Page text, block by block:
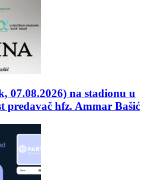
07.08.2026) na stadionu u
predavač hfz. Ammar Bašić